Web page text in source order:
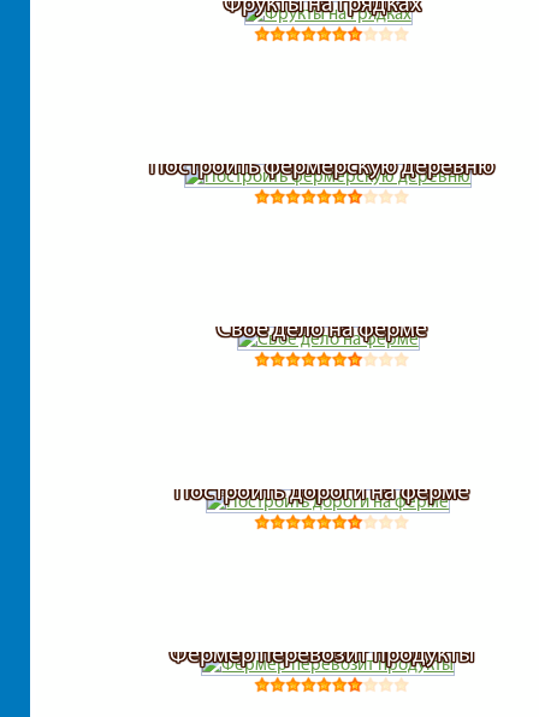
Построить фермерскую деревню
Свое дело на ферме
Построить дороги на ферме
Фермер перевозит продукты